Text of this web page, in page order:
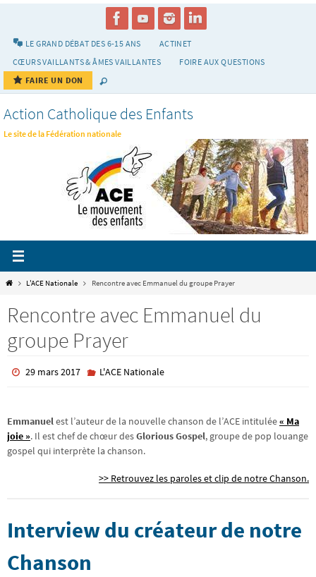
LE GRAND DÉBAT DES 6-15 ANS
ACTINET
CŒURS VAILLANTS & ÂMES VAILLANTES
FOIRE AUX QUESTIONS
FAIRE UN DON
Action Catholique des Enfants
Le site de la Fédération nationale
HomeL'ACE Nationale Rencontre avec Emmanuel du groupe Prayer
Rencontre avec Emmanuel du
groupe Prayer
29 mars 2017 L'ACE Nationale
Emmanuelest l’auteur de la nouvelle chanson de l’ACE intitulée« Ma
joie ». Il est chef de chœur desGlorious Gospel, groupe de pop louange
gospel qui interprète la chanson.
>> Retrouvez les paroles et clip de notre Chanson.
Interview du créateur de notre
Chanson